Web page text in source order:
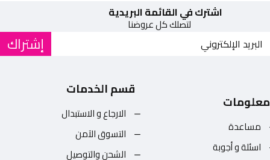
اشترك في القائمة البريدية
لتصلك كل عروضنا
إشتراك
معلومات
مساعدة
اسئلة و أجوبة
قسم الخدمات
الارجاع و الاستبدال
التسوق الآمن
الشحن والتوصيل